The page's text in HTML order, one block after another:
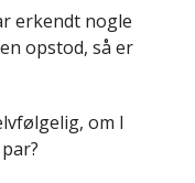
erkendt nogle
opstod, så er
om I